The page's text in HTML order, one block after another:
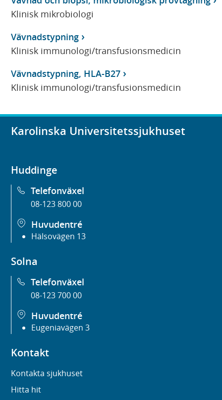
Klinisk mikrobiologi
Vävnadstypning
Klinisk immunologi/transfusionsmedicin
Vävnadstypning, HLA-B27
Klinisk immunologi/transfusionsmedicin
Karolinska Universitetssjukhuset
Huddinge
Telefonväxel
08-123 800 00
Huvudentré
Hälsovägen 13
Solna
Telefonväxel
08-123 700 00
Huvudentré
Eugeniavägen 3
Kontakt
Kontakta sjukhuset
Hitta hit